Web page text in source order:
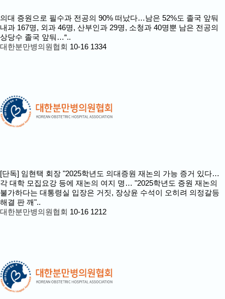
의대 증원으로 필수과 전공의 90% 떠났다…남은 52%도 졸국 앞둬
내과 167명, 외과 46명, 산부인과 29명, 소청과 40명뿐 남은 전공의
상당수 졸국 앞둬…“..
대한분만병의원협회 10-16 1334
[단독] 임현택 회장 "2025학년도 의대증원 재논의 가능 증거 있다…
각 대학 모집요강 등에 재논의 여지 명… "2025학년도 증원 재논의
불가하다는 대통령실 입장은 거짓, 장상윤 수석이 오히려 의정갈등
해결 판 깨"..
대한분만병의원협회 10-16 1212